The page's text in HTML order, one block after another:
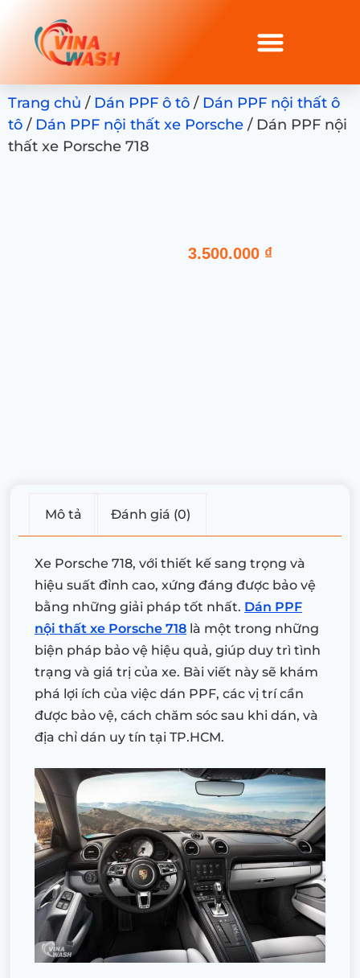
Trang chủ / Dán PPF ô tô / Dán PPF nội thất ô
tô / Dán PPF nội thất xe Porsche / Dán PPF nội
thất xe Porsche 718
3.500.000 ₫
Mô tả Đánh giá (0)
Xe Porsche 718, với thiết kế sang trọng và
hiệu suất đỉnh cao, xứng đáng được bảo vệ
bằng những giải pháp tốt nhất. Dán PPF
nội thất xe Porsche 718 là một trong những
biện pháp bảo vệ hiệu quả, giúp duy trì tình
trạng và giá trị của xe. Bài viết này sẽ khám
phá lợi ích của việc dán PPF, các vị trí cần
được bảo vệ, cách chăm sóc sau khi dán, và
địa chỉ dán uy tín tại TP.HCM.